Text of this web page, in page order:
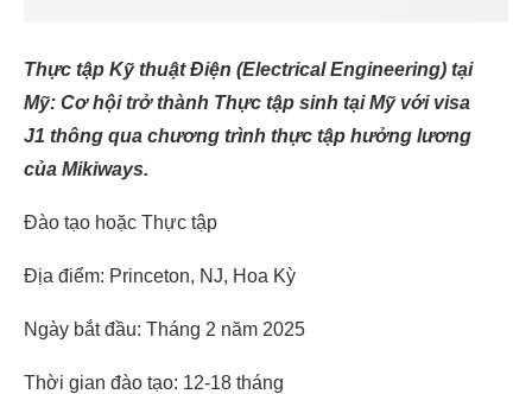
Thực tập Kỹ thuật Điện (Electrical Engineering) tại
Mỹ: Cơ hội trở thành Thực tập sinh tại Mỹ với visa
J1 thông qua chương trình thực tập hưởng lương
của Mikiways.
Đào tạo hoặc Thực tập
Địa điểm: Princeton, NJ, Hoa Kỳ
Ngày bắt đầu: Tháng 2 năm 2025
Thời gian đào tạo: 12-18 tháng